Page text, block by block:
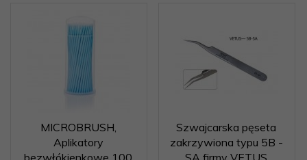
MICROBRUSH,
Aplikatory
Szwajcarska pęseta
zakrzywiona typu 5B -